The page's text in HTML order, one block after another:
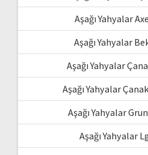
Aşağı Yahyalar
Aşağı Yahyalar
Aşağı Yahyalar
Aşağı Yahyalar
Aşağı Yahyalar
Aşağı Yahyalar